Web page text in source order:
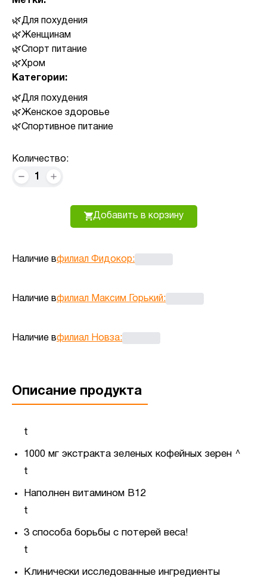
Для похудения
Женщинам
Спорт питание
Хром
Категории:
Для похудения
Женское здоровье
Спортивное питание
Количество:
1
Добавить в корзину
Наличие вфилиал Фидокор:
Наличие вфилиал Максим Горький:
Наличие вфилиал Новза:
Описание продукта
t
1000 мг экстракта зеленых кофейных зерен ^
t
Наполнен витамином B12
t
3 способа борьбы с потерей веса!
t
Клинически исследованные ингредиенты